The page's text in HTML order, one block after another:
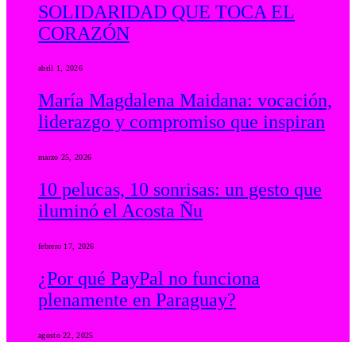
SOLIDARIDAD QUE TOCA EL
CORAZÓN
abril 1, 2026
María Magdalena Maidana: vocación,
liderazgo y compromiso que inspiran
marzo 25, 2026
10 pelucas, 10 sonrisas: un gesto que
iluminó el Acosta Ñu
febrero 17, 2026
¿Por qué PayPal no funciona
plenamente en Paraguay?
agosto 22, 2025